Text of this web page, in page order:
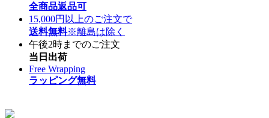
全商品返品可
15,000円以上のご注文で
送料無料※離島は除く
午後2時までのご注文
当日出荷
Free Wrapping
ラッピング無料